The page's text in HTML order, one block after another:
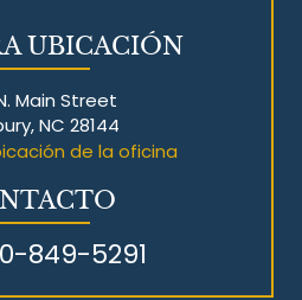
UBICACIÓN
Main Street
NC 28144
de la oficina
849-5291